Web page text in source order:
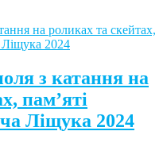
з катання на
пам’яті
Ліщука 2024